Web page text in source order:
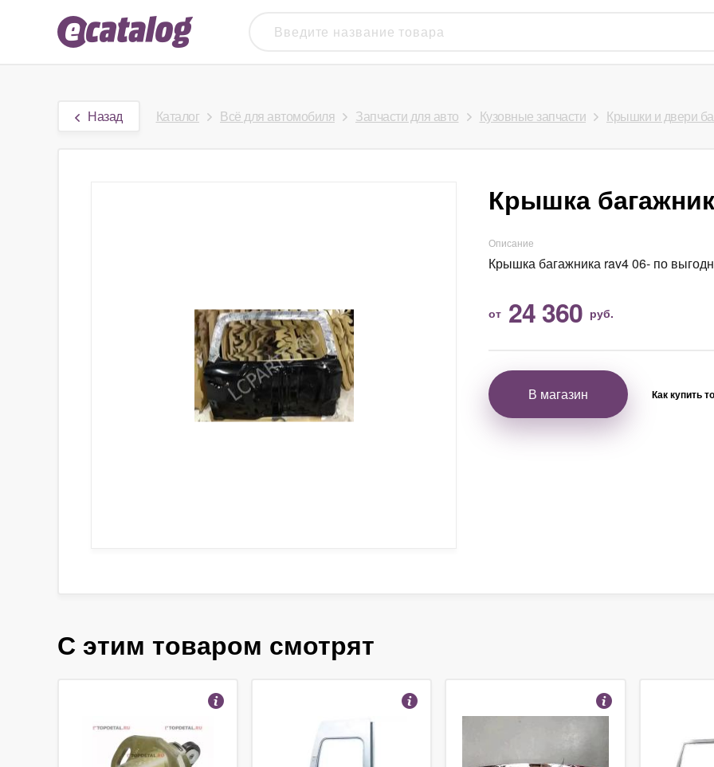
Назад Каталог Всё для автомобиля Запчасти для авто Кузовные запчасти Крышки и двери
Крышка
Описание
Крышка багажника rav4 06- по
от 24 360 руб.
В магазин Как купить
С этим товаром смотрят